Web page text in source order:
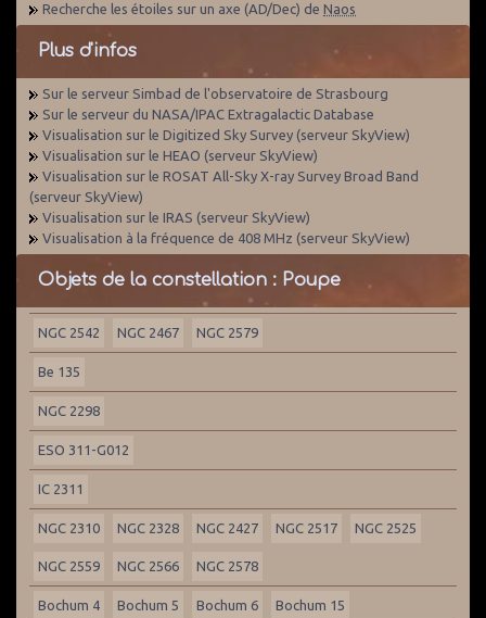
Recherche les étoiles sur un axe (AD/Dec) de Naos
Plus d'infos
Sur le serveur Simbad de l'observatoire de Strasbourg
Sur le serveur du NASA/IPAC Extragalactic Database
Visualisation sur le Digitized Sky Survey (serveur SkyView)
Visualisation sur le HEAO (serveur SkyView)
Visualisation sur le ROSAT All-Sky X-ray Survey Broad Band
(serveur SkyView)
Visualisation sur le IRAS (serveur SkyView)
Visualisation à la fréquence de 408 MHz (serveur SkyView)
Objets de la constellation : Poupe
NGC 2542 NGC 2467 NGC 2579
Be 135
NGC 2298
ESO 311-G012
IC 2311
NGC 2310 NGC 2328 NGC 2427 NGC 2517 NGC 2525
NGC 2559 NGC 2566 NGC 2578
Bochum 4 Bochum 5 Bochum 6 Bochum 15